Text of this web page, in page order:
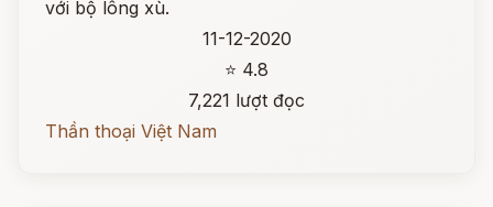
với bộ lông xù.
11-12-2020
⭐ 4.8
7,221 lượt đọc
Thần thoại Việt Nam